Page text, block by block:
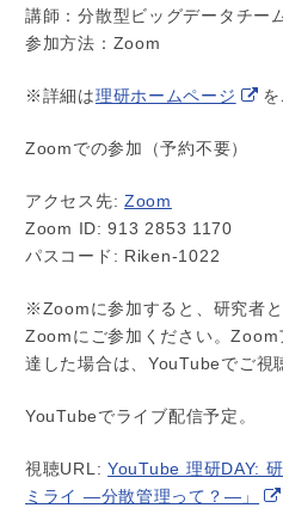
講師：分散型ビッグデータチ
参加方法：Zoom
※詳細は理研ホームページ を
Zoomでの参加（予約不要）
アクセス先:Zoom
Zoom ID: 913 2853 1170
パスコード: Riken-1022
※Zoomに参加すると、研究者
Zoomにご参加ください。
達した場合は、YouTubeでご視
YouTubeでライブ配信予定。
視聴URL:YouTube 理研DAY:
ミライ ―分散管理って？―」